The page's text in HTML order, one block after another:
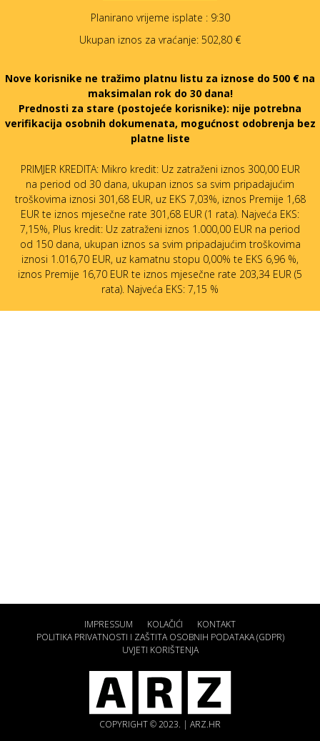
Planirano vrijeme isplate : 9:30
Ukupan iznos za vraćanje: 502,80 €
Nove korisnike ne tražimo platnu listu za iznose do 500 € na
maksimalan rok do 30 dana!
Prednosti za stare (postojeće korisnike): nije potrebna
verifikacija osobnih dokumenata, mogućnost odobrenja bez
platne liste
PRIMJER KREDITA: Mikro kredit: Uz zatraženi iznos 300,00 EUR
na period od 30 dana, ukupan iznos sa svim pripadajućim
troškovima iznosi 301,68 EUR, uz EKS 7,03%, iznos Premije 1,68
EUR te iznos mjesečne rate 301,68 EUR (1 rata). Najveća EKS:
7,15%, Plus kredit: Uz zatraženi iznos 1.000,00 EUR na period
od 150 dana, ukupan iznos sa svim pripadajućim troškovima
iznosi 1.016,70 EUR, uz kamatnu stopu 0,00% te EKS 6,96 %,
iznos Premije 16,70 EUR te iznos mjesečne rate 203,34 EUR (5
rata). Najveća EKS: 7,15 %
IMPRESSUM KOLAČIĆI
KONTAKT
POLITIKA PRIVATNOSTI I ZAŠTITA OSOBNIH PODATAKA (GDPR)
UVJETI KORIŠTENJA
COPYRIGHT © 2023. | ARZ.HR